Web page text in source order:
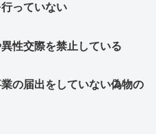
っていない
性交際を禁止している
の届出をしていない偽物の